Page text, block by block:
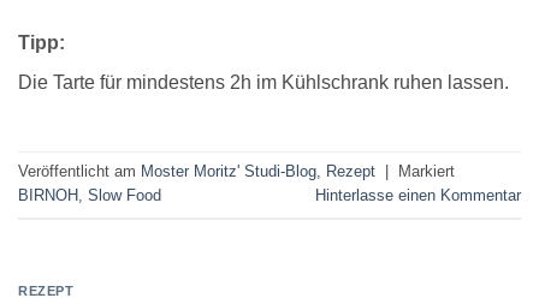
Tipp:
Die Tarte für mindestens 2h im Kühlschrank ruhen lassen.
Veröffentlicht am Moster Moritz' Studi-Blog, Rezept
Markiert
BIRNOH , Slow Food Hinterlasse einen Kommentar
REZEPT